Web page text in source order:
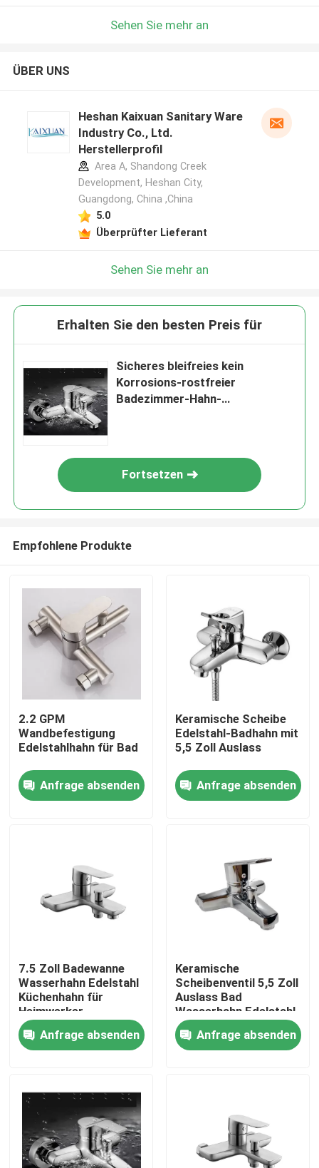
Nach Hause
Über uns
Produkte
Waschtischarmatur aus Edelstahl
Edelstahl-Bad-Hahn
Einhebelbecken-Mischer
Heißer und kalter Becken-Mischer
Sehen Sie mehr an
ÜBER UNS
Heshan Kaixuan Sanitary Ware
Industry Co., Ltd.
Herstellerprofil
Area A, Shandong Creek
Development, Heshan City,
Guangdong, China ,China
5.0
Überprüfter Lieferant
Sehen Sie mehr an
Erhalten Sie den besten Preis für
Sicheres bleifreies kein
Korrosions-rostfreier
Badezimmer-Hahn-
Fortsetzen
Empfohlene Produkte
2.2 GPM
Wandbefestigung
Edelstahlhahn für Bad
Anfrage absenden
Keramische Scheibe
Edelstahl-Badhahn mit
5,5 Zoll Auslass
Anfrage absenden
7.5 Zoll Badewanne
Wasserhahn Edelstahl
Küchenhahn für
Heimwerker
Anfrage absenden
Keramische
Scheibenventil 5,5 Zoll
Auslass Bad
Wasserhahn Edelstahl
Toilettenhahn
Anfrage absenden